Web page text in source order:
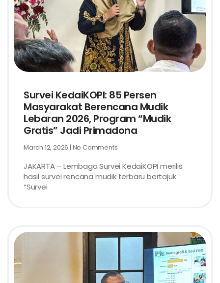
Survei KedaiKOPI: 85 Persen
Masyarakat Berencana Mudik
Lebaran 2026, Program “Mudik
Gratis” Jadi Primadona
March 12, 2026 No Comments
JAKARTA – Lembaga Survei KedaiKOPI merilis
hasil survei rencana mudik terbaru bertajuk
“Survei